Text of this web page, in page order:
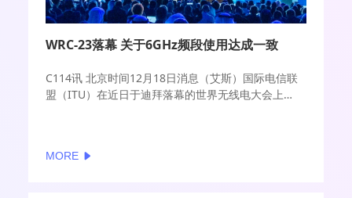
WRC-23落幕 关于6GHz频段使用达成一致
C114讯 北京时间12月18日消息（艾斯）国际电信联
盟（ITU）在近日于迪拜落幕的世界无线电大会上
其他 各方能够避免碎片化并利用全球规模经济。
MORE